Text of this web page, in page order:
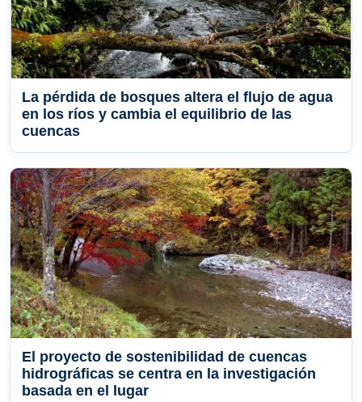
La pérdida de bosques altera el flujo de agua
en los ríos y cambia el equilibrio de las
cuencas
El proyecto de sostenibilidad de cuencas
hidrográficas se centra en la investigación
basada en el lugar